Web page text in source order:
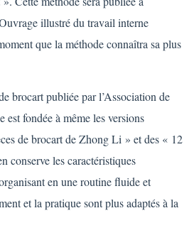
illustré du travail interne
que la méthode connaîtra sa plus
brocart publiée par l’Association de
fondée à même les versions
de brocart de Zhong Li » et des « 12
conserve les caractéristiques
en une routine fluide et
et la pratique sont plus adaptés à la